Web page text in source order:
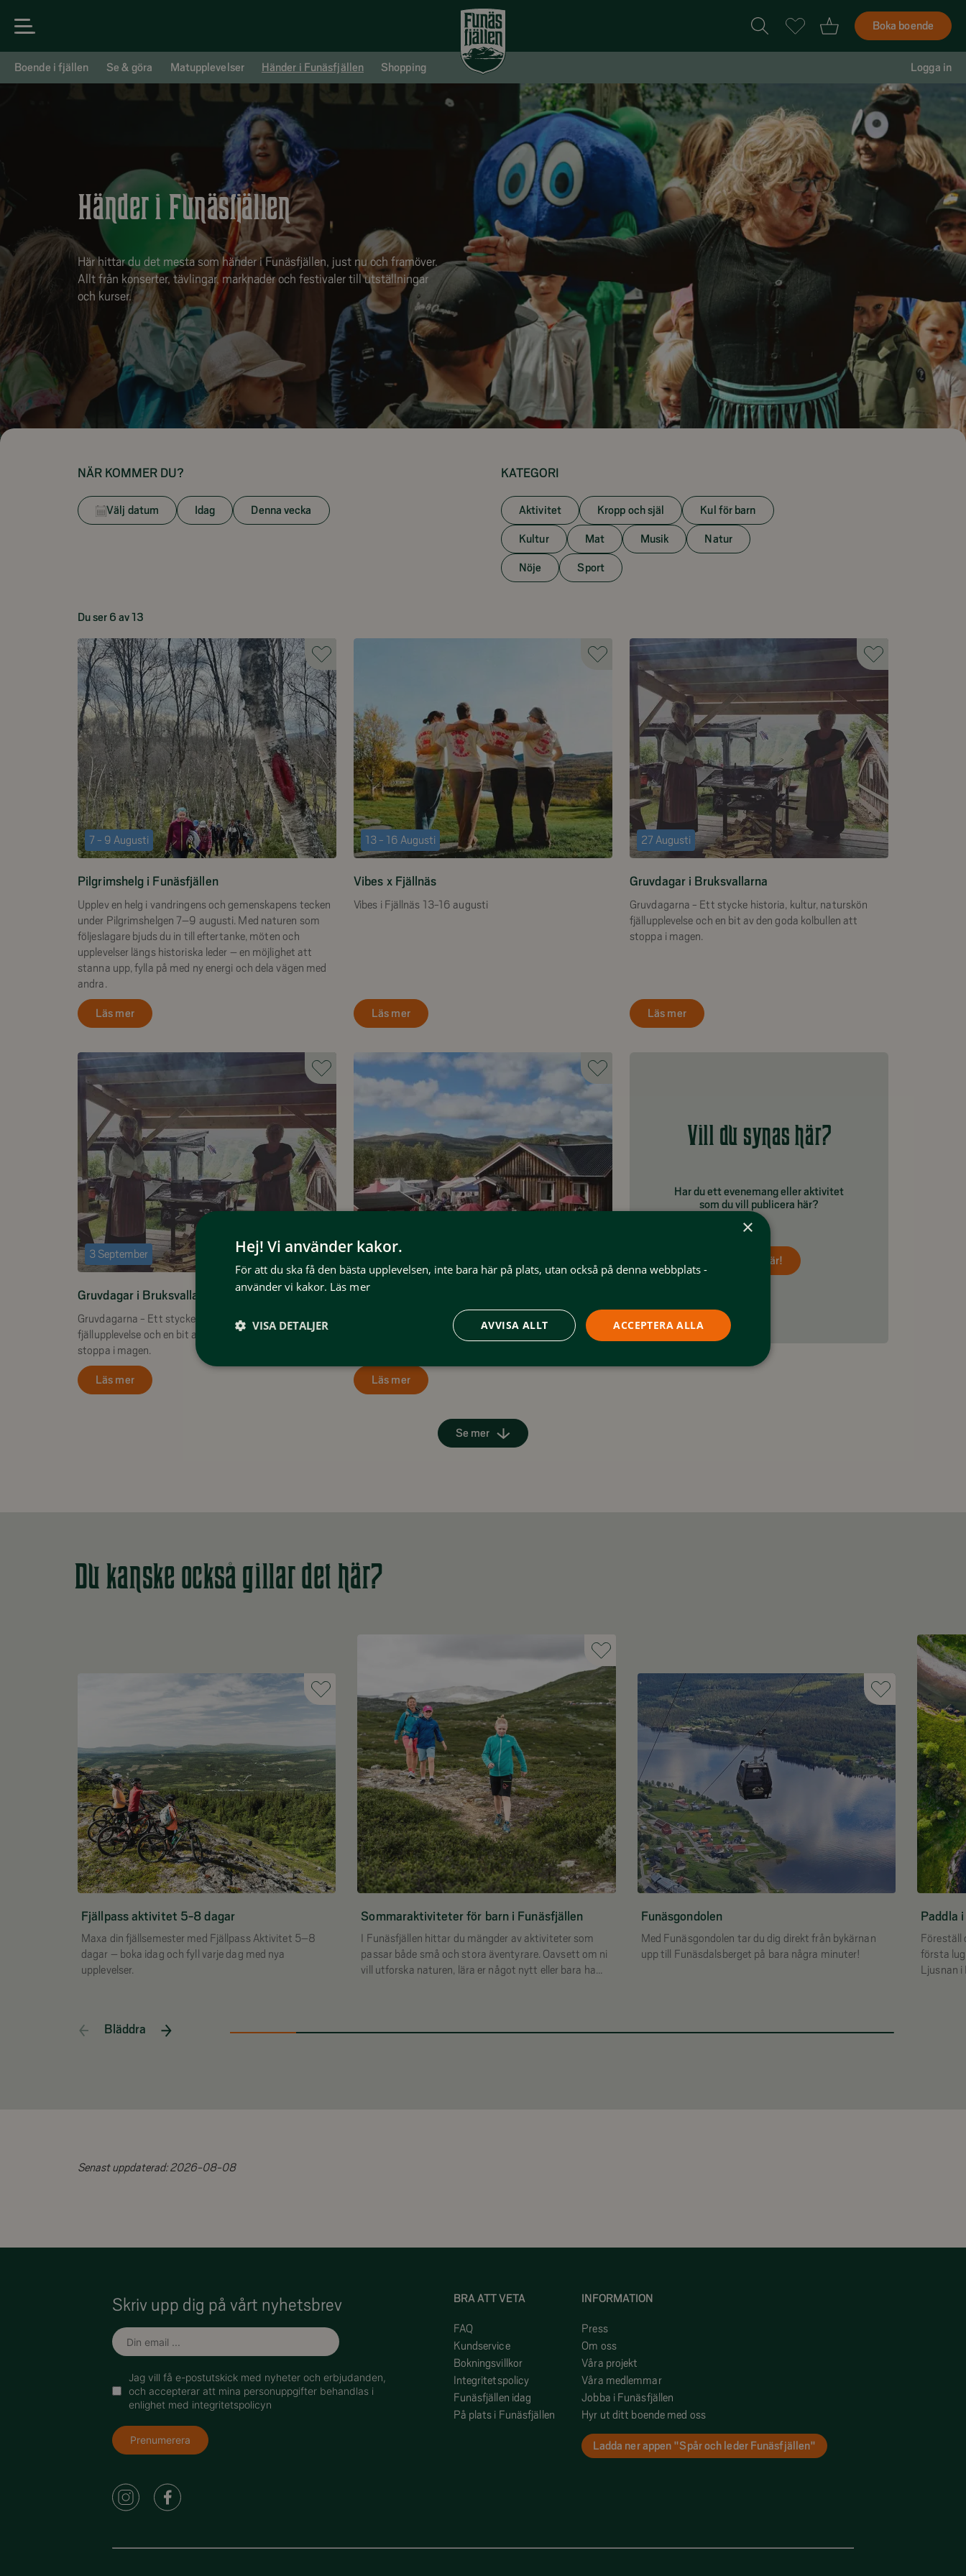
Boka boende
Boende i fjällen Se & göra Matupplevelser Händer i Funäsfjällen Shopping Logga in
Händer i Funäsfjällen
Här hittar du det mesta som händer i Funäsfjällen, just nu och framöver.
Allt från konserter, tävlingar, marknader och festivaler till utställningar
och kurser.
NÄR KOMMER DU?
Välj datum Idag Denna vecka
KATEGORI
Aktivitet Kropp och själ Kul för barn
Kultur Mat Musik Natur
Nöje Sport
Du ser 6 av 13
7 - 9 Augusti
Pilgrimshelg i Funäsfjällen
Upplev en helg i vandringens och gemenskapens tecken
under Pilgrimshelgen 7–9 augusti. Med naturen som
följeslagare bjuds du in till eftertanke, möten och
upplevelser längs historiska leder – en möjlighet att
stanna upp, fylla på med ny energi och dela vägen med
andra.
Läs mer
13 - 16 Augusti
Vibes x Fjällnäs
Vibes i Fjällnäs 13-16 augusti
Läs mer
27 Augusti
Gruvdagar i Bruksvallarna
Gruvdagarna - Ett stycke historia, kultur, naturskön
fjällupplevelse och en bit av den goda kolbullen att
stoppa i magen.
Läs mer
3 September
Gruvdagar i Bruksvallarna
Gruvdagarna - Ett stycke historia, kultur, naturskön
fjällupplevelse och en bit av den goda kolbullen att
stoppa i magen.
Läs mer
5 September
Höstmarknad Tänndalen
Höstmarkand på Tänndalens bygdegård.
Läs mer
Vill du synas här?
Har du ett evenemang eller aktivitet
som du vill publicera här?
Tipsa här!
Se mer
Du kanske också gillar det här?
Fjällpass aktivitet 5-8 dagar
Maxa din fjällsemester med Fjällpass Aktivitet 5–8
dagar – boka idag och fyll varje dag med nya
upplevelser.
Sommaraktiviteter för barn i Funäsfjällen
I Funäsfjällen hittar du mängder av aktiviteter som
passar både små och stora äventyrare. Oavsett om ni
vill utforska naturen, lära er något nytt eller bara ha
Funäsgondolen
Med Funäsgondolen tar du dig direkt från bykärnan
upp till Funäsdalsberget på bara några minuter!
Paddla
Föreställ
första
Ljusnan i
Bläddra
Senast uppdaterad:2026-08-08
Skriv upp dig på vårt nyhetsbrev
Jag vill få e-postutskick med nyheter och erbjudanden,
och accepterar att mina personuppgifter behandlas i
enlighet med integritetspolicyn
Prenumerera
BRA ATT VETA
FAQ
Kundservice
Bokningsvillkor
Integritetspolicy
Funäsfjällen idag
På plats i Funäsfjällen
INFORMATION
Press
Om oss
Våra projekt
Våra medlemmar
Jobba i Funäsfjällen
Hyr ut ditt boende med oss
Ladda ner appen "Spår och leder Funäsfjällen"
×
Hej! Vi använder kakor.
För att du ska få den bästa upplevelsen, inte bara här på plats, utan också på denna webbplats -
använder vi kakor. Läs mer
ACCEPTERA ALLA
AVVISA ALLT
VISA DETALJER